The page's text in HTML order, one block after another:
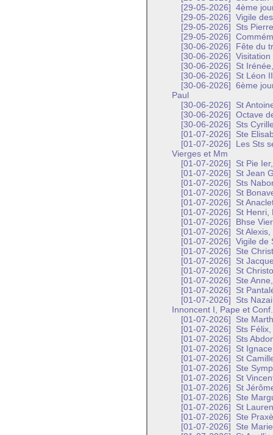
[29-05-2026]
4ème
[29-05-2026]
Vigile
[29-05-2026]
Sts
[29-05-2026]
[30-06-2026]
Fête du
[30-06-2026]
[30-06-2026]
St
[30-06-2026]
St Léon
[30-06-2026]
6ème
Paul
[30-06-2026]
St
[30-06-2026]
Octave
[30-06-2026]
Sts
[01-07-2026]
Ste
[01-07-2026]
Les Sts
Vierges et Mm
[01-07-2026]
St Pie
[01-07-2026]
St Jean
[01-07-2026]
Sts
[01-07-2026]
St
[01-07-2026]
St
[01-07-2026]
St Henri,
[01-07-2026]
Bhse
[01-07-2026]
St
[01-07-2026]
Vigile de
[01-07-2026]
Ste
[01-07-2026]
St
[01-07-2026]
St
[01-07-2026]
Ste
[01-07-2026]
St
[01-07-2026]
Sts
Innoncent I, Pape et Conf.
[01-07-2026]
Ste
[01-07-2026]
Sts
[01-07-2026]
Sts
[01-07-2026]
St
[01-07-2026]
St
[01-07-2026]
Ste
[01-07-2026]
St
[01-07-2026]
St
[01-07-2026]
Ste
[01-07-2026]
St
[01-07-2026]
Ste
[01-07-2026]
Ste